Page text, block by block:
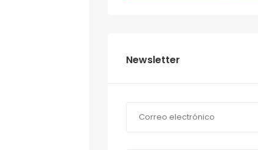
Newsletter